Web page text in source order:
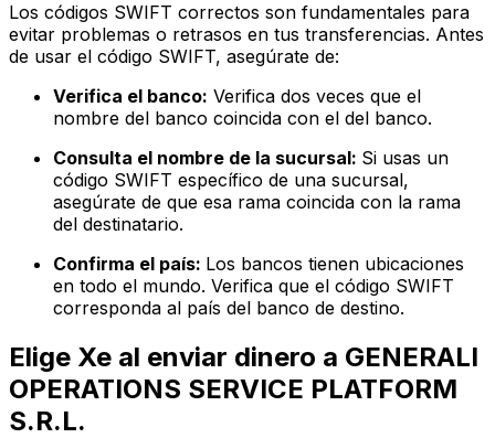
Los códigos SWIFT correctos son fundamentales para
evitar problemas o retrasos en tus transferencias. Antes
de usar el código SWIFT, asegúrate de:
Verifica el banco: Verifica dos veces que el
nombre del banco coincida con el del banco.
Consulta el nombre de la sucursal: Si usas un
código SWIFT específico de una sucursal,
asegúrate de que esa rama coincida con la rama
del destinatario.
Confirma el país: Los bancos tienen ubicaciones
en todo el mundo. Verifica que el código SWIFT
corresponda al país del banco de destino.
Elige Xe al enviar dinero a GENERALI
OPERATIONS SERVICE PLATFORM
S.R.L.